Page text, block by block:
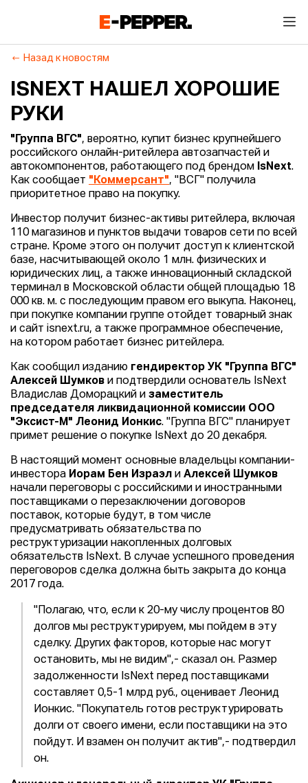
Назад к новостям
ISNEXT НАШЕЛ ХОРОШИЕ
РУКИ
"Группа ВГС", вероятно, купит бизнес крупнейшего
российского онлайн-ритейлера автозапчастей и
автокомпонентов, работающего под брендом IsNext.
Как сообщает "Коммерсант", "ВСГ" получила
приоритетное право на покупку.
Инвестор получит бизнес-активы ритейлера, включая
110 магазинов и пунктов выдачи товаров сети по всей
стране. Кроме этого он получит доступ к клиентской
базе, насчитывающей около 1 млн. физических и
юридических лиц, а также инновационный складской
терминал в Московской области общей площадью 18
000 кв. м. с последующим правом его выкупа. Наконец,
при покупке компании группе отойдет товарный знак
и сайт isnext.ru, а также программное обеспечение,
на котором работает бизнес ритейлера.
Как сообщил изданию гендиректор УК "Группа ВГС"
Алексей Шумков и подтвердили основатель IsNext
Владислав Доморацкий и заместитель
председателя ликвидационной комиссии ООО
"Эксист-М" Леонид Ионкис. "Группа ВГС" планирует
примет решение о покупке IsNext до 20 декабря.
В настоящий момент основные владельцы компании-
инвестора Иорам Бен Израэл и Алексей Шумков
начали переговоры с российскими и иностранными
поставщиками о перезаключении договоров
поставок, которые будут, в том числе
предусматривать обязательства по
реструктуризации накопленных долговых
обязательств IsNext. В случае успешного проведения
переговоров сделка должна быть закрыта до конца
2017 года.
"Полагаю, что, если к 20-му числу процентов 80
долгов мы реструктурируем, мы пойдем в эту
сделку. Других факторов, которые нас могут
остановить, мы не видим",- сказал он. Размер
задолженности IsNext перед поставщиками
составляет 0,5-1 млрд руб., оценивает Леонид
Ионкис. "Покупатель готов реструктурировать
долги от своего имени, если поставщики на это
пойдут. И взамен он получит актив",- подтвердил
он.